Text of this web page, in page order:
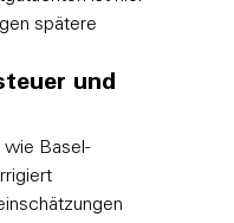
spätere
und
wie Basel-